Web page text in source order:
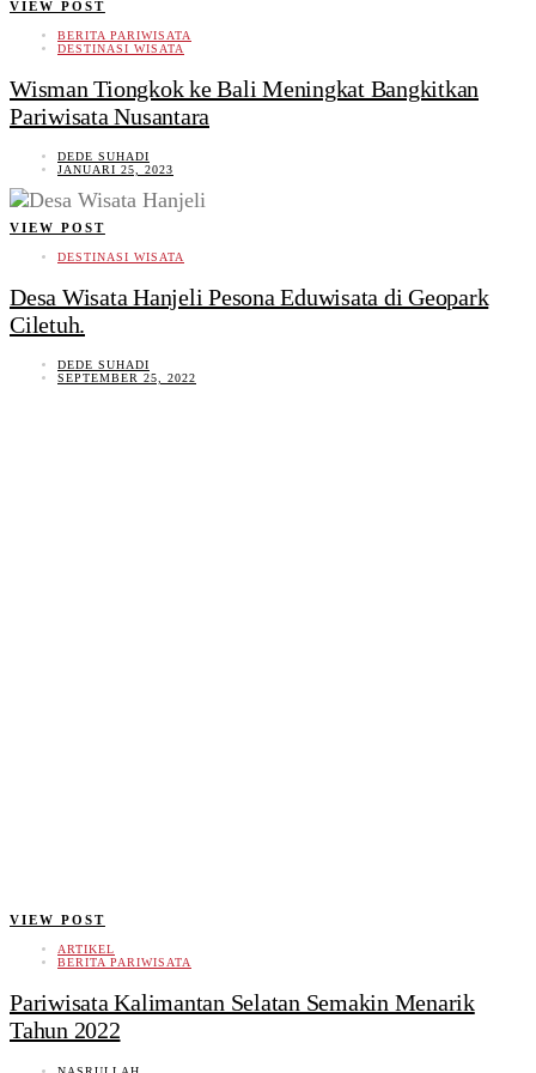
VIEW POST
BERITA PARIWISATA
DESTINASI WISATA
Wisman Tiongkok ke Bali Meningkat Bangkitkan
Pariwisata Nusantara
DEDE SUHADI
JANUARI 25, 2023
VIEW POST
DESTINASI WISATA
Desa Wisata Hanjeli Pesona Eduwisata di Geopark
Ciletuh.
DEDE SUHADI
SEPTEMBER 25, 2022
VIEW POST
ARTIKEL
BERITA PARIWISATA
Pariwisata Kalimantan Selatan Semakin Menarik
Tahun 2022